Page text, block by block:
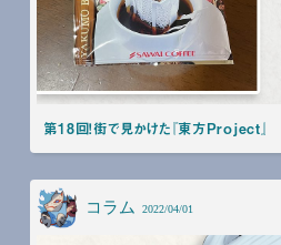
第18回！街で見かけた『東方Project』
コラム 2022/04/01